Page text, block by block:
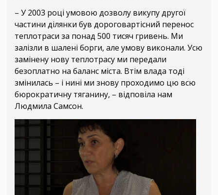
– У 2003 році умовою дозволу викупу другої
частини ділянки був дороговартісний перенос
теплотраси за понад 500 тисяч гривень. Ми
залізли в шалені борги, але умову виконали. Усю
замінену нову теплотрасу ми передали
безоплатно на баланс міста. Втім влада тоді
змінилась – і нині ми знову проходимо цю всю
бюрократичну тяганину, – відповіла нам
Людмила Самсон.